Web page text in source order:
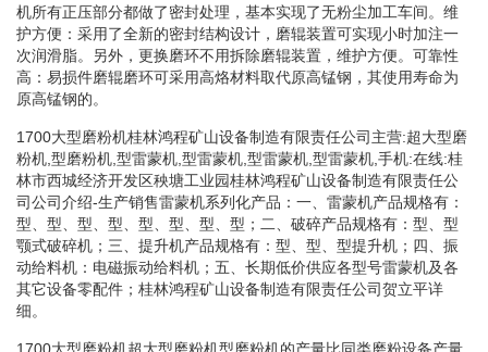
机所有正压部分都做了密封处理，基本实现了无粉尘加工车间。维
护方便：采用了全新的密封结构设计，磨辊装置可实现小时加注一
次润滑脂。另外，更换磨环不用拆除磨辊装置，维护方便。可靠性
高：易损件磨辊磨环可采用高烙材料取代原高锰钢，其使用寿命为
原高锰钢的。
1700大型磨粉机桂林鸿程矿山设备制造有限责任公司主营:超大型磨
粉机,型磨粉机,型雷蒙机,型雷蒙机,型雷蒙机,型雷蒙机,手机:在线:桂
林市西城经济开发区秧塘工业园桂林鸿程矿山设备制造有限责任公
司公司介绍-生产销售雷蒙机系列化产品：一、雷蒙机产品规格有：
型、型、型、型、型、型、型、型；二、破碎产品规格有：型、型
颚式破碎机；三、提升机产品规格有：型、型、型提升机；四、振
动给料机：电磁振动给料机；五、长期低价供应各型号雷蒙机及各
其它设备零配件；桂林鸿程矿山设备制造有限责任公司贺立平详
细。